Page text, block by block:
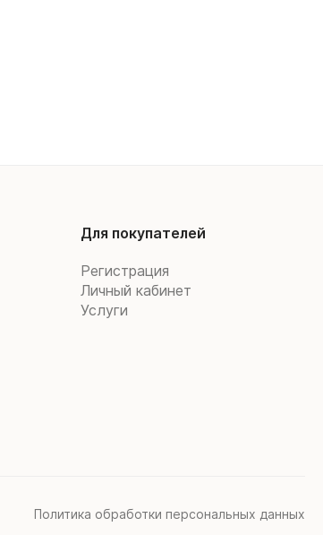
Для покупателей
Регистрация
Личный кабинет
Услуги
Политика обработки персональных данных